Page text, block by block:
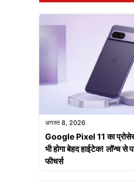
अगस्त 8, 2026
Google Pixel 11 का
भी होगा बेहद हाईटेक! लॉन्च से
फीचर्स